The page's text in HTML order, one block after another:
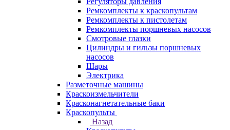
Ремкомплекты к краскопультам
Ремкомплекты к пистолетам
Ремкомплекты поршневых насосов
Смотровые глазки
Цилиндры и гильзы поршневых
насосов
Шары
Электрика
Разметочные машины
Краскоизмельчители
Красконагнетательные баки
Краскопульты
Назад